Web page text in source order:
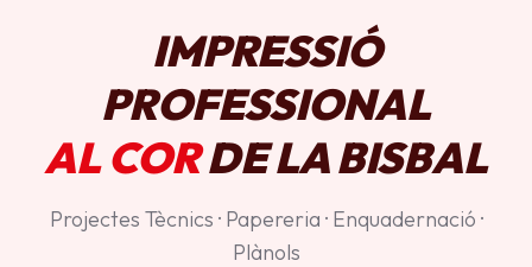
IMPRESSIÓ
PROFESSIONAL
AL CORDE LA BISBAL
Projectes Tècnics · Papereria · Enquadernació ·
Plànols